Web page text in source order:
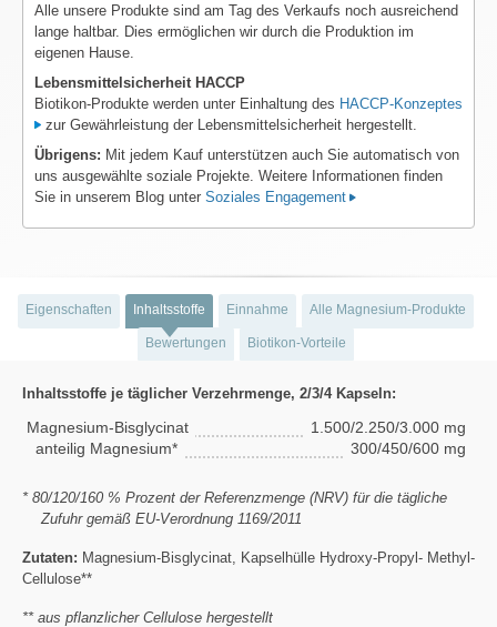
Alle unsere Produkte sind am Tag des Verkaufs noch ausreichend
lange haltbar. Dies ermöglichen wir durch die Produktion im
eigenen Hause.
Lebensmittelsicherheit HACCP
Biotikon-Produkte werden unter Einhaltung des HACCP-Konzeptes
zur Gewährleistung der Lebensmittelsicherheit hergestellt.
Übrigens: Mit jedem Kauf unterstützen auch Sie automatisch von
uns ausgewählte soziale Projekte. Weitere Informationen finden
Sie in unserem Blog unter Soziales Engagement
Eigenschaften Inhaltsstoffe Einnahme Alle Magnesium-Produkte
Bewertungen Biotikon-Vorteile
Inhaltsstoffe je täglicher Verzehrmenge, 2/3/4 Kapseln:
Magnesium-Bisglycinat
1.500/2.250/3.000 mg
anteilig Magnesium*
300/450/600 mg
* 80/120/160 % Prozent der Referenzmenge (NRV) für die tägliche
Zufuhr gemäß EU-Verordnung 1169/2011
Zutaten: Magnesium-Bisglycinat, Kapselhülle Hydroxy-Propyl- Methyl-
Cellulose**
** aus pflanzlicher Cellulose hergestellt